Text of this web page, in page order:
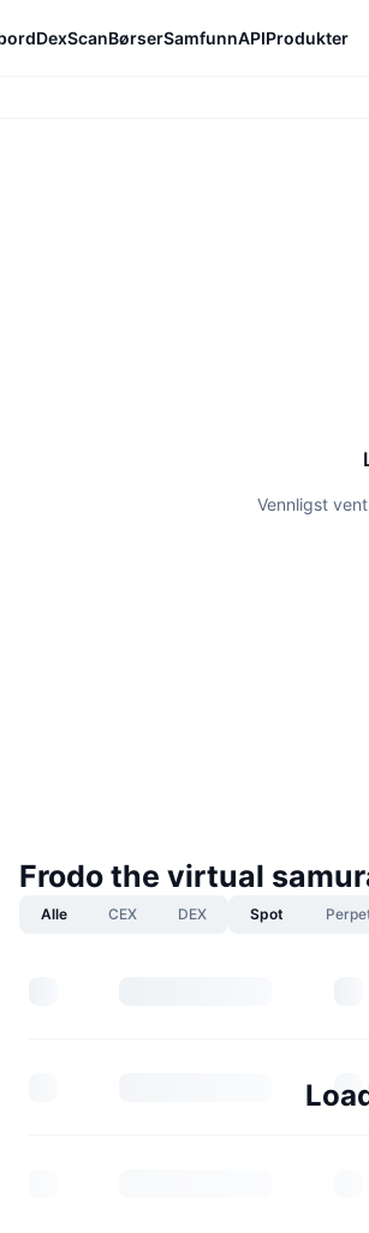
DexScanBørserSamfunnAPIProdukter
timer)
Vennligst
Frodo the virtual
Alle CEX DEX Spot